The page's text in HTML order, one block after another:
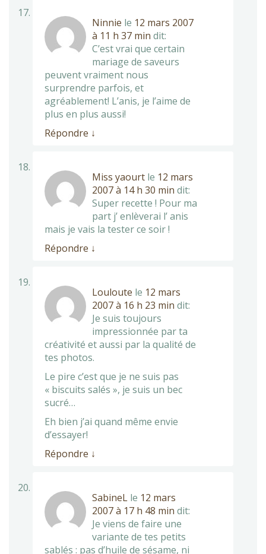
Ninnie le 12 mars 2007
à 11 h 37 min dit:
C’est vrai que certain
mariage de saveurs
peuvent vraiment nous
surprendre parfois, et
agréablement! L’anis, je l’aime de
plus en plus aussi!
Répondre ↓
Miss yaourt le 12 mars
2007 à 14 h 30 min dit:
Super recette ! Pour ma
part j’ enlèverai l’ anis
mais je vais la tester ce soir !
Répondre ↓
Louloute le 12 mars
2007 à 16 h 23 min dit:
Je suis toujours
impressionnée par ta
créativité et aussi par la qualité de
tes photos.
Le pire c’est que je ne suis pas
« biscuits salés », je suis un bec
sucré…
Eh bien j’ai quand même envie
d’essayer!
Répondre ↓
SabineL le 12 mars
2007 à 17 h 48 min dit:
Je viens de faire une
variante de tes petits
sablés : pas d’huile de sésame, ni